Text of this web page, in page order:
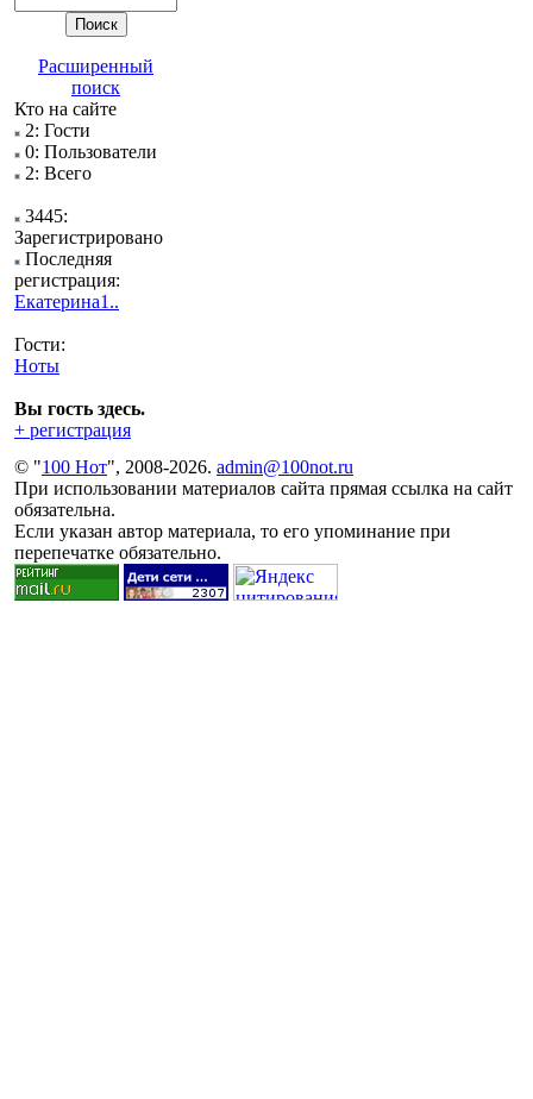
Расширенный
поиск
Кто на сайте
2: Гости
0: Пользователи
2: Всего
3445:
Зарегистрировано
Последняя
регистрация:
Екатерина1..
Гости:
Ноты
Вы гость здесь.
+ регистрация
© "100 Нот", 2008-2026. admin@100not.ru
При использовании материалов сайта прямая ссылка на сайт
обязательна.
Если указан автор материала, то его упоминание при
перепечатке обязательно.